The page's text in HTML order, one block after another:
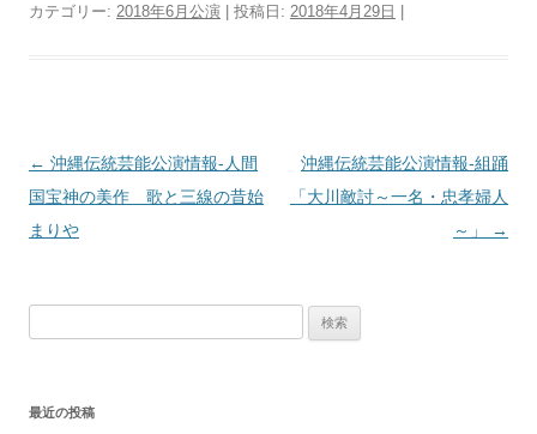
カテゴリー: 2018年6月公演 | 投稿日: 2018年4月29日
投
稿
ナ
← 沖縄伝統芸能公演情報‐人間
国宝神の美作 歌と三線の昔始
まりや
沖縄伝統芸能公演情報‐組踊
「大川敵討～一名・忠孝婦人
～」
→
最近の投稿